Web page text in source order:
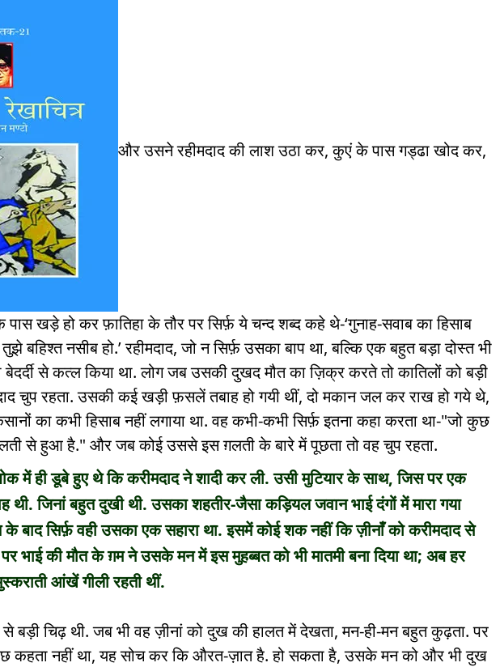
और उसने रहीमदाद की लाश उठा कर, कुएं के पास गड्ढा खोद कर,
खड़े हो कर फ़ातिहा के तौर पर सिर्फ़ ये चन्द शब्द कहे थे-‘गुनाह-सवाब का हिसाब
बहिश्त नसीब हो.’ रहीमदाद, जो न सिर्फ़ उसका बाप था, बल्कि एक बहुत बड़ा दोस्त भी
बेदर्दी से कत्ल किया था. लोग जब उसकी दुखद मौत का ज़िक्र करते तो कातिलों को बड़ी
चुप रहता. उसकी कई खड़ी फ़सलें तबाह हो गयी थीं, दो मकान जल कर राख हो गये थे,
का कभी हिसाब नहीं लगाया था. वह कभी-कभी सिर्फ़ इतना कहा करता था-"जो कुछ
से हुआ है." और जब कोई उससे इस ग़लती के बारे में पूछता तो वह चुप रहता.
में ही डूबे हुए थे कि करीमदाद ने शादी कर ली. उसी मुटियार के साथ, जिस पर एक
थी. जिनां बहुत दुखी थी. उसका शहतीर-जैसा कड़ियल जवान भाई दंगों में मारा गया
के बाद सिर्फ़ वही उसका एक सहारा था. इसमें कोई शक नहीं कि ज़ीनाँ को करीमदाद से
भाई की मौत के ग़म ने उसके मन में इस मुहब्बत को भी मातमी बना दिया था; अब हर
आंखें गीली रहती थीं.
से बड़ी चिढ़ थी. जब भी वह ज़ीनां को दुख की हालत में देखता, मन-ही-मन बहुत कुढ़ता. पर
कहता नहीं था, यह सोच कर कि औरत-ज़ात है. हो सकता है, उसके मन को और भी दुख